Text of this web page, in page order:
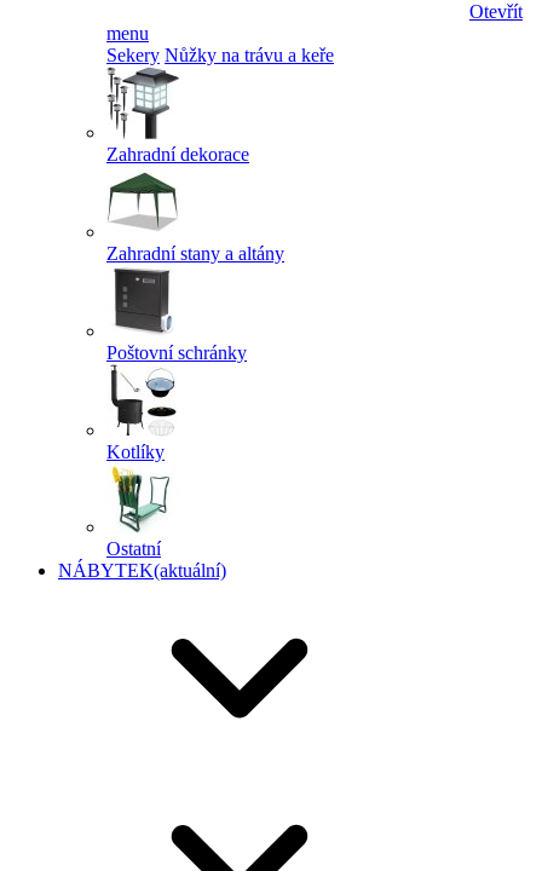
Otevřít
menu
Sekery Nůžky na trávu a keře
Zahradní dekorace
Zahradní stany a altány
Poštovní schránky
Kotlíky
Ostatní
NÁBYTEK(aktuální)